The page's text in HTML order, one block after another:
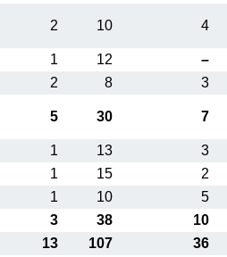
2 10 4
1 12
–
2 8
3
5 30 7
1 13
3
1 15
2
1 10
5
3 38
10
13 107
36